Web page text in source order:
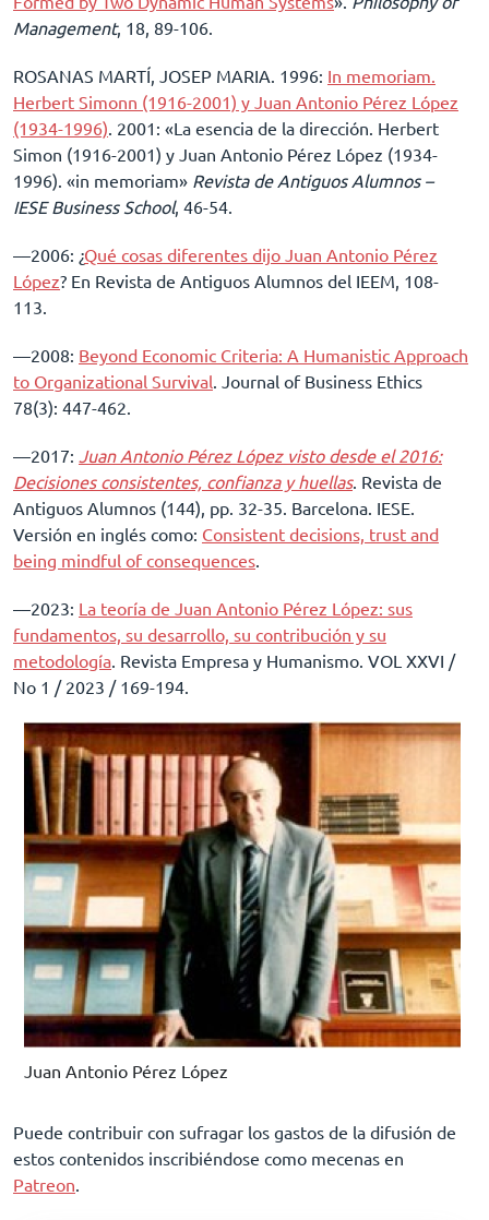
Management, 18, 89-106.
ROSANAS MARTÍ, JOSEP MARIA. 1996: In memoriam.
Herbert Simonn (1916-2001) y Juan Antonio Pérez López
(1934-1996). 2001: «La esencia de la dirección. Herbert
Simon (1916-2001) y Juan Antonio Pérez López (1934-
1996). «in memoriam» Revista de Antiguos Alumnos –
IESE Business School, 46-54.
––2006: ¿Qué cosas diferentes dijo Juan Antonio Pérez
López? En Revista de Antiguos Alumnos del IEEM, 108-
113.
––2008: Beyond Economic Criteria: A Humanistic Approach
to Organizational Survival. Journal of Business Ethics
78(3): 447-462.
––2017: Juan Antonio Pérez López visto desde el 2016:
Decisiones consistentes, confianza y huellas. Revista de
Antiguos Alumnos (144), pp. 32-35. Barcelona. IESE.
Versión en inglés como: Consistent decisions, trust and
being mindful of consequences.
––2023: La teoría de Juan Antonio Pérez López: sus
fundamentos, su desarrollo, su contribución y su
metodología. Revista Empresa y Humanismo. VOL XXVI /
No 1 / 2023 / 169-194.
Juan Antonio Pérez López
Puede contribuir con sufragar los gastos de la difusión de
estos contenidos inscribiéndose como mecenas en
Patreon.